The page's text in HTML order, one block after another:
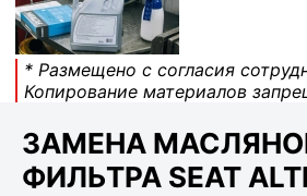
* Размещено с согласия
Копирование материалов
ЗАМЕНА
ФИЛЬТРА SEAT